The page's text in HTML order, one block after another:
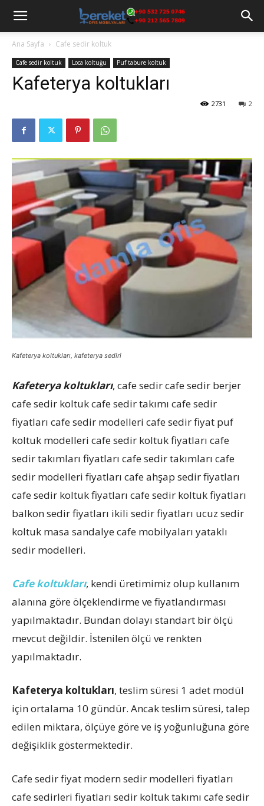
Ana Sayfa Cafe sedir koltuk
Cafe sedir koltuk Loca koltuğu Puf tabure koltuk
Kafeterya koltukları
2
2731
Kafeterya koltukları, kafeterya sediri
Kafeterya koltukları, cafe sedir cafe sedir berjer
cafe sedir koltuk cafe sedir takımı cafe sedir
fiyatları cafe sedir modelleri cafe sedir fiyat puf
koltuk modelleri cafe sedir koltuk fiyatları cafe
sedir takımları fiyatları cafe sedir takımları cafe
sedir modelleri fiyatları cafe ahşap sedir fiyatları
cafe sedir koltuk fiyatları cafe sedir koltuk fiyatları
balkon sedir fiyatları ikili sedir fiyatları ucuz sedir
koltuk masa sandalye cafe mobilyaları yataklı
sedir modelleri.
Cafe koltukları, kendi üretimimiz olup kullanım
alanına göre ölçeklendirme ve fiyatlandırması
yapılmaktadır. Bundan dolayı standart bir ölçü
mevcut değildir. İstenilen ölçü ve renkten
yapılmaktadır.
Kafeterya koltukları, teslim süresi 1 adet modül
için ortalama 10 gündür. Ancak teslim süresi, talep
edilen miktara, ölçüye göre ve iş yoğunluğuna göre
değişiklik göstermektedir.
Cafe sedir fiyat modern sedir modelleri fiyatları
cafe sedirleri fiyatları sedir koltuk takımı cafe sedir